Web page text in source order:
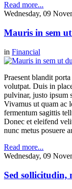
Read more...
Wednesday, 09
Mauris in sem
in Financial
Praesent blandit
volutpat. Duis in
pulvinar, justo ipsum
Vivamus ut quam ac
fermentum sagittis
Donec et eleifend
nunc metus posuere
Read more...
Wednesday, 09
Sed